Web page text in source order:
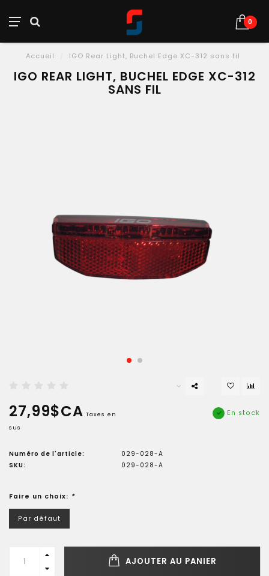
0
Accueil IGO Rear Light, Buchel Edge XC-312 sans fil
IGO REAR LIGHT, BUCHEL EDGE XC-312
SANS FIL
27,99$CA Taxes en
sus
En stock
Numéro de l'article:
029-028-A
SKU:
029-028-A
Faire un choix: *
Par défaut
AJOUTER AU PANIER